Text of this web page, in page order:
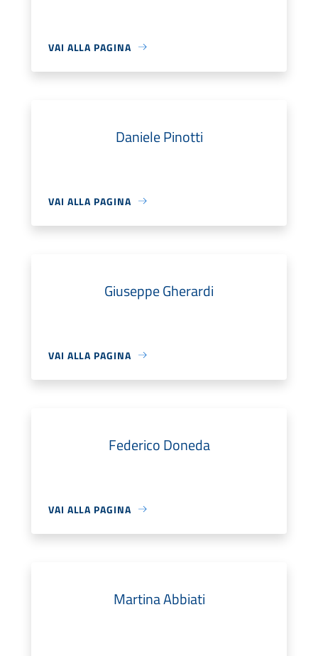
VAI ALLA PAGINA
Daniele Pinotti
VAI ALLA PAGINA
Giuseppe Gherardi
VAI ALLA PAGINA
Federico Doneda
VAI ALLA PAGINA
Martina Abbiati